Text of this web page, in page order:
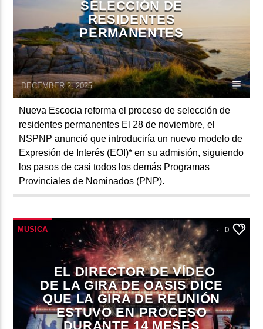
SELECCIÓN DE
RESIDENTES
PERMANENTES
DECEMBER 2, 2025
Nueva Escocia reforma el proceso de selección de
residentes permanentes El 28 de noviembre, el
NSPNP anunció que introduciría un nuevo modelo de
Expresión de Interés (EOI)* en su admisión, siguiendo
los pasos de casi todos los demás Programas
Provinciales de Nominados (PNP).
MUSICA 0
EL DIRECTOR DE VÍDEO
DE LA GIRA DE OASIS DICE
QUE LA GIRA DE REUNIÓN
ESTUVO EN PROCESO
DURANTE 14 MESES